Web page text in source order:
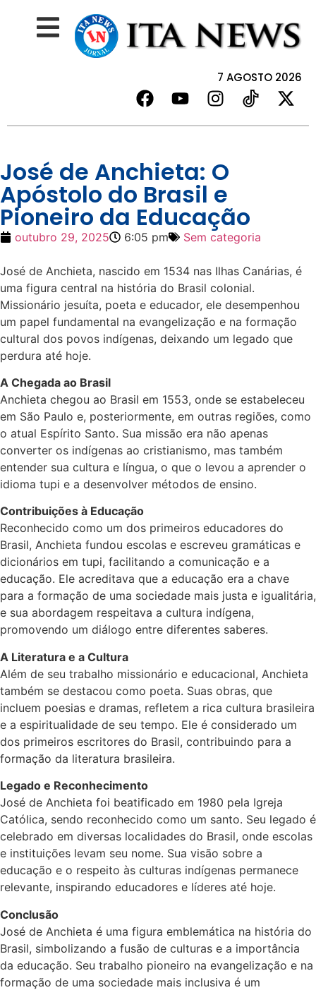
7 AGOSTO 2026
José de Anchieta: O
Apóstolo do Brasil e
Pioneiro da Educação
outubro 29, 2025 6:05 pm Sem categoria
José de Anchieta, nascido em 1534 nas Ilhas Canárias, é
uma figura central na história do Brasil colonial.
Missionário jesuíta, poeta e educador, ele desempenhou
um papel fundamental na evangelização e na formação
cultural dos povos indígenas, deixando um legado que
perdura até hoje.
A Chegada ao Brasil
Anchieta chegou ao Brasil em 1553, onde se estabeleceu
em São Paulo e, posteriormente, em outras regiões, como
o atual Espírito Santo. Sua missão era não apenas
converter os indígenas ao cristianismo, mas também
entender sua cultura e língua, o que o levou a aprender o
idioma tupi e a desenvolver métodos de ensino.
Contribuições à Educação
Reconhecido como um dos primeiros educadores do
Brasil, Anchieta fundou escolas e escreveu gramáticas e
dicionários em tupi, facilitando a comunicação e a
educação. Ele acreditava que a educação era a chave
para a formação de uma sociedade mais justa e igualitária,
e sua abordagem respeitava a cultura indígena,
promovendo um diálogo entre diferentes saberes.
A Literatura e a Cultura
Além de seu trabalho missionário e educacional, Anchieta
também se destacou como poeta. Suas obras, que
incluem poesias e dramas, refletem a rica cultura brasileira
e a espiritualidade de seu tempo. Ele é considerado um
dos primeiros escritores do Brasil, contribuindo para a
formação da literatura brasileira.
Legado e Reconhecimento
José de Anchieta foi beatificado em 1980 pela Igreja
Católica, sendo reconhecido como um santo. Seu legado é
celebrado em diversas localidades do Brasil, onde escolas
e instituições levam seu nome. Sua visão sobre a
educação e o respeito às culturas indígenas permanece
relevante, inspirando educadores e líderes até hoje.
Conclusão
José de Anchieta é uma figura emblemática na história do
Brasil, simbolizando a fusão de culturas e a importância
da educação. Seu trabalho pioneiro na evangelização e na
formação de uma sociedade mais inclusiva é um